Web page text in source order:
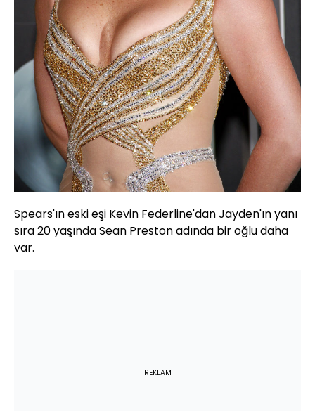
Spears'ın eski eşi Kevin Federline'dan Jayden'ın yanı
sıra 20 yaşında Sean Preston adında bir oğlu daha
var.
REKLAM